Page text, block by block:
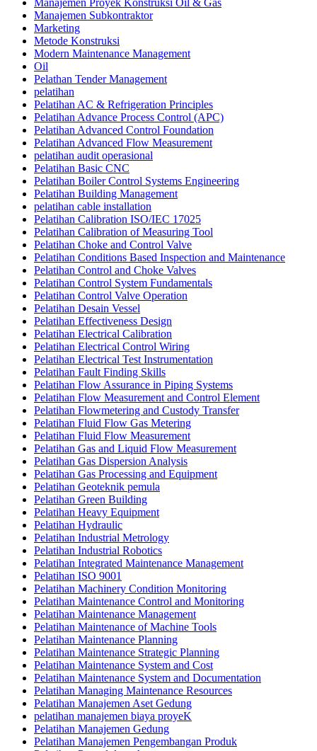
Manajemen Subkontraktor
Marketing
Metode Konstruksi
Modern Maintenance Management
Oil
Pelathan Tender Management
pelatihan
Pelatihan AC & Refrigeration Principles
Pelatihan Advance Process Control (APC)
Pelatihan Advanced Control Foundation
Pelatihan Advanced Flow Measurement
pelatihan audit operasional
Pelatihan Basic CNC
Pelatihan Boiler Control Systems Engineering
Pelatihan Building Management
pelatihan cable installation
Pelatihan Calibration ISO/IEC 17025
Pelatihan Calibration of Measuring Tool
Pelatihan Choke and Control Valve
Pelatihan Conditions Based Inspection and Maintenance
Pelatihan Control and Choke Valves
Pelatihan Control System Fundamentals
Pelatihan Control Valve Operation
Pelatihan Desain Vessel
Pelatihan Effectiveness Design
Pelatihan Electrical Calibration
Pelatihan Electrical Control Wiring
Pelatihan Electrical Test Instrumentation
Pelatihan Fault Finding Skills
Pelatihan Flow Assurance in Piping Systems
Pelatihan Flow Measurement and Control Element
Pelatihan Flowmetering and Custody Transfer
Pelatihan Fluid Flow Gas Metering
Pelatihan Fluid Flow Measurement
Pelatihan Gas and Liquid Flow Measurement
Pelatihan Gas Dispersion Analysis
Pelatihan Gas Processing and Equipment
Pelatihan Geoteknik pemula
Pelatihan Green Building
Pelatihan Heavy Equipment
Pelatihan Hydraulic
Pelatihan Industrial Metrology
Pelatihan Industrial Robotics
Pelatihan Integrated Maintenance Management
Pelatihan ISO 9001
Pelatihan Machinery Condition Monitoring
Pelatihan Maintenance Control and Monitoring
Pelatihan Maintenance Management
Pelatihan Maintenance of Machine Tools
Pelatihan Maintenance Planning
Pelatihan Maintenance Strategic Planning
Pelatihan Maintenance System and Cost
Pelatihan Maintenance System and Documentation
Pelatihan Managing Maintenance Resources
Pelatihan Manajemen Aset Gedung
pelatihan manajemen biaya proyeK
Pelatihan Manajemen Gedung
Pelatihan Manajemen Pengembangan Produk